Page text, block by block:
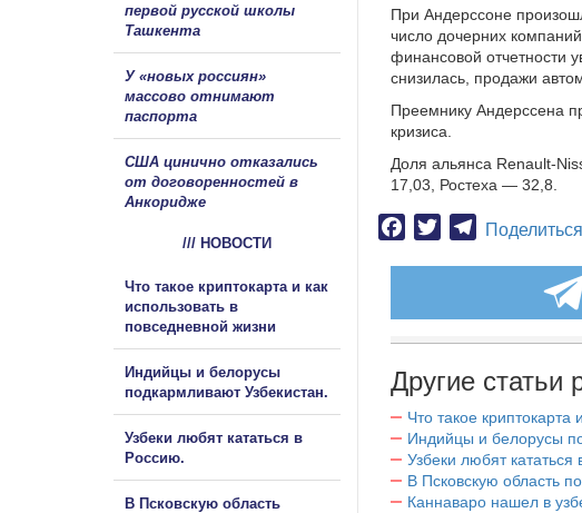
При Андерссоне
число дочерних
финансовой отчетности
снизилась, продажи
Преемнику Андерссена
кризиса.
Доля альянса Renault-
17,03, Ростеха — 32,8.
Facebook
TwitterTelegram
Поделиться
Другие статьи
Что такое криптокарта
Индийцы и белорусы
Узбеки любят кататься
В Псковскую область
Каннаваро нашел в
первой русской школы
Ташкента
У «новых россиян»
массово отнимают
паспорта
США цинично отказались
от договоренностей в
Анкоридже
/// НОВОСТИ
Что такое криптокарта и как
использовать в
повседневной жизни
Индийцы и белорусы
подкармливают Узбекистан.
Узбеки любят кататься в
Россию.
В Псковскую область